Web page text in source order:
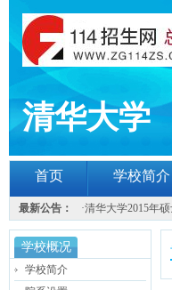
清华大学
首页 学校简介
最新公告： ·清华大学2015年
学校概况
学校简介